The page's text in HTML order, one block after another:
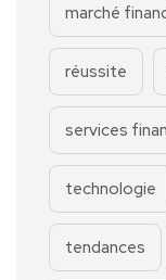
marché
réussite
services
technologie
tendances